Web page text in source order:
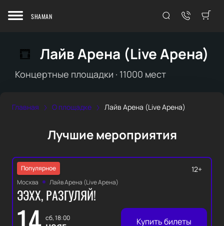
SHAMAN
Лайв Арена (Live Арена)
Концертные площадки · 11000 мест
Главная О площадке Лайв Арена (Live Арена)
Лучшие мероприятия
Популярное
Москва
Лайв Арена (Live Арена)
ЭЭХХ, РАЗГУЛЯЙ!
сб, 18:00
12+
Купить билеты